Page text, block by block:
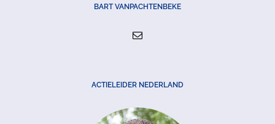
BART VANPACHTENBEKE
ACTIELEIDER NEDERLAND